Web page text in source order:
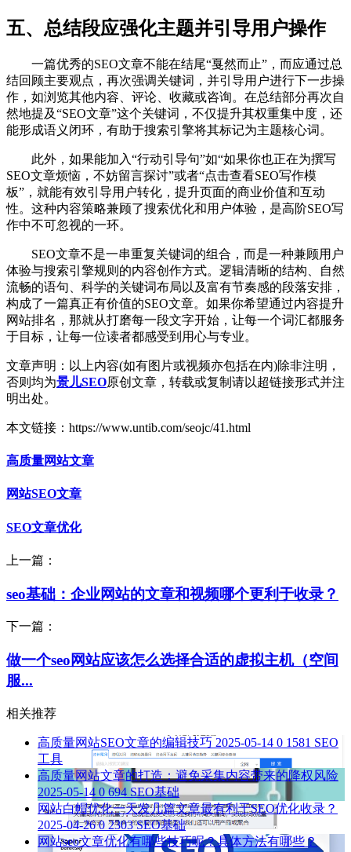
五、总结段应强化主题并引导用户操作
一篇优秀的SEO文章不能在结尾“戛然而止”，而应通过总
结回顾主要观点，再次强调关键词，并引导用户进行下一步操
作，如浏览其他内容、评论、收藏或咨询。在总结部分再次自
然地提及“SEO文章”这个关键词，不仅提升其权重集中度，还
能形成语义闭环，有助于搜索引擎将其标记为主题核心词。
此外，如果能加入“行动引导句”如“如果你也正在为撰写
SEO文章烦恼，不妨留言探讨”或者“点击查看SEO写作模
板”，就能有效引导用户转化，提升页面的商业价值和互动
性。这种内容策略兼顾了搜索优化和用户体验，是高阶SEO写
作中不可忽视的一环。
SEO文章不是一串重复关键词的组合，而是一种兼顾用户
体验与搜索引擎规则的内容创作方式。逻辑清晰的结构、自然
流畅的语句、科学的关键词布局以及富有节奏感的段落安排，
构成了一篇真正有价值的SEO文章。如果你希望通过内容提升
网站排名，那就从打磨每一段文字开始，让每一个词汇都服务
于目标，让每一位读者都感受到用心与专业。
文章声明：以上内容(如有图片或视频亦包括在内)除非注明，
否则均为景儿SEO原创文章，转载或复制请以超链接形式并注
明出处。
本文链接：https://www.untib.com/seojc/41.html
高质量网站文章
网站SEO文章
SEO文章优化
上一篇：
seo基础：企业网站的文章和视频哪个更利于收录？
下一篇：
做一个seo网站应该怎么选择合适的虚拟主机（空间
服...
相关推荐
高质量网站SEO文章的编辑技巧 2025-05-14 0 1581 SEO
工具
高质量网站文章的打造：避免采集内容带来的降权风险
2025-05-14 0 694 SEO基础
网站白帽优化一天发几篇文章最有利于SEO优化收录？
2025-04-26 0 2303 SEO基础
网站seo文章优化有哪些技巧呢？具体方法有哪些？